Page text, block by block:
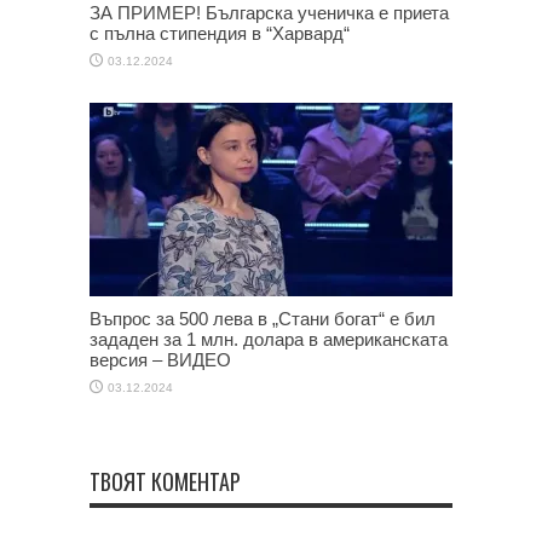
ЗА ПРИМЕР! Българска ученичка е приета
с пълна стипендия в “Харвард“
03.12.2024
Въпрос за 500 лева в „Стани богат“ е бил
зададен за 1 млн. долара в американската
версия – ВИДЕО
03.12.2024
ТВОЯТ КОМЕНТАР